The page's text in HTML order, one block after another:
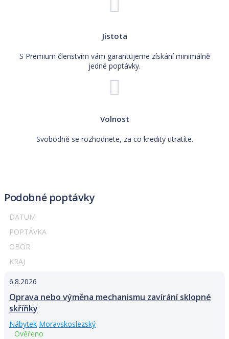
Jistota
S Premium členstvím vám garantujeme získání minimálně
jedné poptávky.
Volnost
Svobodně se rozhodnete, za co kredity utratíte.
Podobné poptávky
DATUM
POPTÁVKA
OBOR
KRAJ
6.8.2026
Oprava nebo výměna mechanismu zavírání sklopné
skříňky
Nábytek Moravskoslezský
Ověřeno